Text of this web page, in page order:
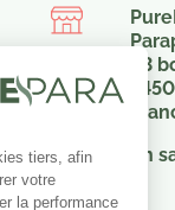
23
En